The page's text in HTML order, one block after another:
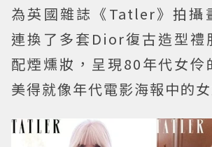
為英國雜誌《Tatler》拍攝
連換了多套Dior復古造型禮
配煙燻妝，呈現80年代女伶
美得就像年代電影海報中的女